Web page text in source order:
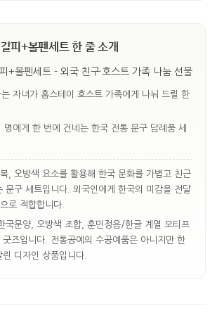
피+볼펜세트 한 줄 소개
+볼펜세트 - 외국 친구·호스트 가족 나눔 선물
자녀가 홈스테이 호스트 가족에게 나눠 드릴 한
명에게 한 번에 건네는 한국 전통 문구 답례품 세
, 오방색 요소를 활용해 한국 문화를 가볍고 친근
문구 세트입니다. 외국인에게 한국의 미감을 전달
로 적합합니다.
국문양, 오방색 조합, 훈민정음/한글 계열 모티프
즈입니다. 전통공예의 수공예품은 아니지만 한
디자인 상품입니다.